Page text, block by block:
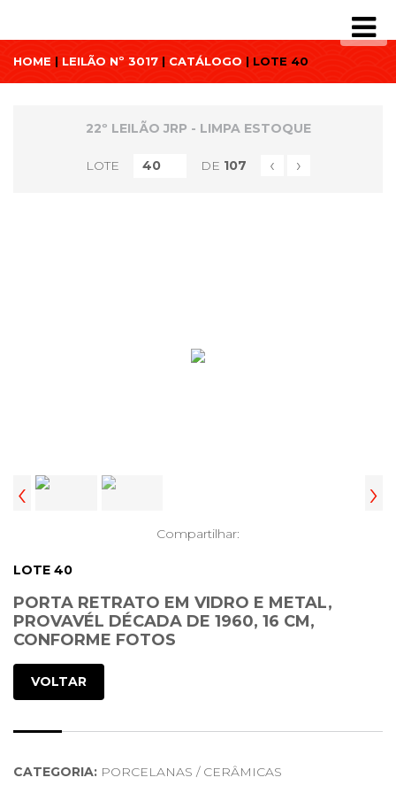
HOME | LEILÃO Nº 3017 | CATÁLOGO | LOTE 40
22º LEILÃO JRP - LIMPA ESTOQUE
LOTE DE 107 ‹ ›
‹ ›
Compartilhar:
LOTE 40
PORTA RETRATO EM VIDRO E METAL,
PROVAVÉL DÉCADA DE 1960, 16 CM,
CONFORME FOTOS
VOLTAR
CATEGORIA: PORCELANAS / CERÂMICAS